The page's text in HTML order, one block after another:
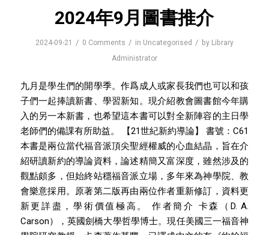
2024年9月圖書推介
2024-09-21 / 0 Comments / in Uncategorised / by Library
Administrator
九月是學生們的開學季。作爲成人或家長我們也可以和孩
子們一起捧讀新書、學習新知。現介紹教會圖書館今年購
入的另一本新書，也希望這本書可以對全新陣容的主日學
老師們的備課有所助益。 【21世紀新約導論】 書號：C61
本書是兩位當代福音派頂尖聖經權威的心血結晶，旨在介
紹研讀新約的導論資料，論述精簡又富深度，雖然涉及的
觀點頗多，但始終站穩福音派立場，多年來為神學院、教
會樂意採用。原著第二版再由兩位作者重新修訂，資料更
新更詳盡，學術價值極高。 作者簡介 卡森（D. A.
Carson），英國劍橋大學哲學博士。現任美國三一福音神